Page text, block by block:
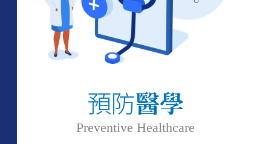
預防醫學
Preventive Healthcare